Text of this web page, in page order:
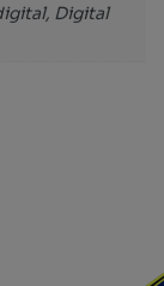
Digital